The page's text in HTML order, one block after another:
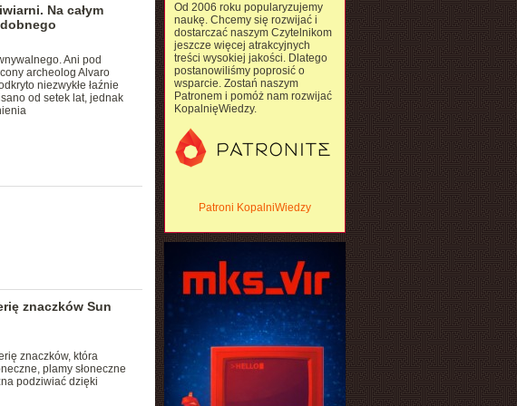
Na całym
Ani pod
archeolog Alvaro
niezwykłe łaźnie
od setek lat, jednak
znaczków Sun
znaczków, która
plamy słoneczne
podziwiać dzięki
Od 2006 roku popularyzujemy
naukę. Chcemy się rozwijać i
dostarczać naszym Czytelnikom
jeszcze więcej atrakcyjnych
treści wysokiej jakości. Dlatego
postanowiliśmy poprosić o
wsparcie. Zostań naszym
Patronem i pomóż nam rozwijać
KopalnięWiedzy.
Patroni KopalniWiedzy